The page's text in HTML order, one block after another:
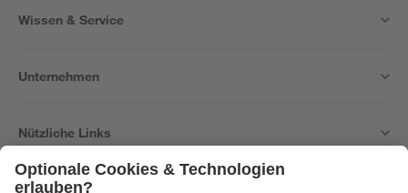
Wissen & Service
Unternehmen
Nützliche Links